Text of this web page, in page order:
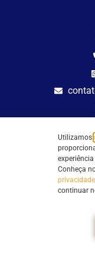
Todos os direitos
Mathilde Hoffmann, 66 -
Utilizamos
Conheça
privacidade
continuar